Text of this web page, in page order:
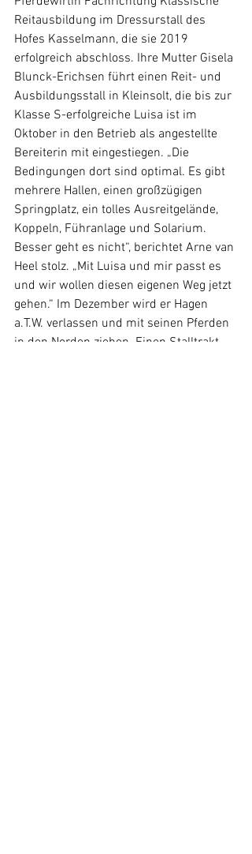
Reitausbildung im Dressurstall des
Hofes Kasselmann, die sie 2019
erfolgreich abschloss. Ihre Mutter Gisela
Blunck-Erichsen führt einen Reit- und
Ausbildungsstall in Kleinsolt, die bis zur
Klasse S-erfolgreiche Luisa ist im
Oktober in den Betrieb als angestellte
Bereiterin mit eingestiegen. „Die
Bedingungen dort sind optimal. Es gibt
mehrere Hallen, einen großzügigen
Springplatz, ein tolles Ausreitgelände,
Koppeln, Führanlage und Solarium.
Besser geht es nicht“, berichtet Arne van
Heel stolz. „Mit Luisa und mir passt es
und wir wollen diesen eigenen Weg jetzt
gehen.“ Im Dezember wird er Hagen
a.T.W. verlassen und mit seinen Pferden
in den Norden ziehen. Einen Stalltrakt